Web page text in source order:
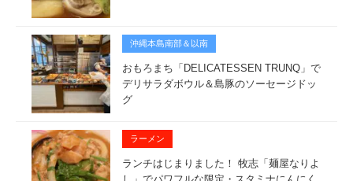
沖縄本島南部＆以南
おもろまち「DELICATESSEN TRUNQ」で
デリサラダボウル＆島豚のソーセージドッ
グ
ラーメン
ランチはじまりました！ 牧志「麺屋なりよ